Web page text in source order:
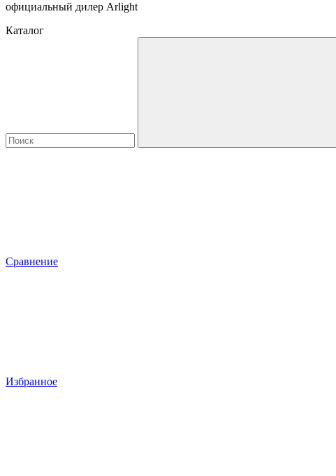
официальный дилер Arlight
Каталог
Сравнение
Избранное